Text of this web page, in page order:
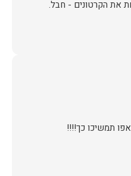
את הקרטונים - חבל.
תמשיכו כך!!!!